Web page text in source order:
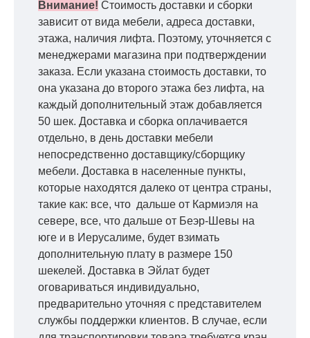
Внимание! Стоимость доставки и сборки
зависит от вида мебели, адреса доставки,
этажа, наличия лифта. Поэтому, уточняется с
менеджерами магазина при подтверждении
заказа. Если указана стоимость доставки, то
она указана до второго этажа без лифта, на
каждый дополнительный этаж добавляется
50 шек. Доставка и сборка оплачивается
отдельно, в день доставки мебели
непосредственно доставщику/сборщику
мебели. Доставка в населенные пункты,
которые находятся далеко от центра страны,
такие как: все, что дальше от Кармиэля на
севере, все, что дальше от Беэр-Шевы на
юге и в Иерусалиме, будет взимать
дополнительную плату в размере 150
шекелей. Доставка в Эйлат будет
оговариваться индивидуально,
предварительно уточняя с представителем
службы поддержки клиентов. В случае, если